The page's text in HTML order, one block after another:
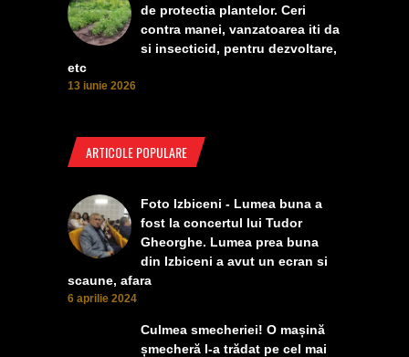
de protectia plantelor. Ceri
contra manei, vanzatoarea iti da
si insecticid, pentru dezvoltare,
etc
13 iunie 2026
ARTICOLE POPULARE
Foto Izbiceni - Lumea buna a
fost la concertul lui Tudor
Gheorghe. Lumea prea buna
din Izbiceni a avut un ecran si
scaune, afara
6 aprilie 2024
Culmea smecheriei! O mașină
șmecheră l-a trădat pe cel mai